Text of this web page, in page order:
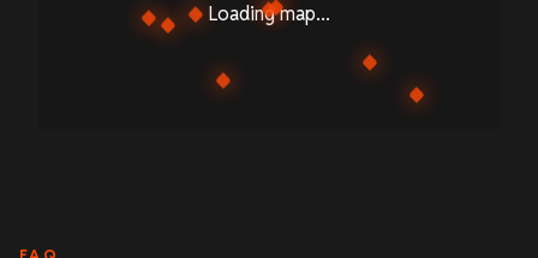
Loading map...